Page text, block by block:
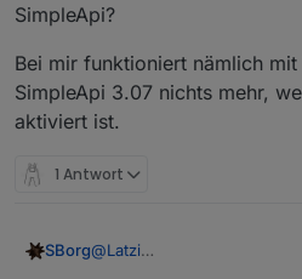
SimpleApi?
Bei mir funktioniert nämlich
SimpleApi 3.07 nichts mehr,
aktiviert ist.
1 Antwort
SBorg@Latzi